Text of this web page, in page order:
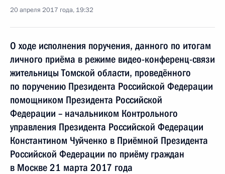
20 апреля 2017 года, 19:32
О ходе исполнения поручения, данного по итогам
личного приёма в режиме видео-конференц-связи
жительницы Томской области, проведённого
по поручению Президента Российской Федерации
помощником Президента Российской
Федерации – начальником Контрольного
управления Президента Российской Федерации
Константином Чуйченко в Приёмной Президента
Российской Федерации по приёму граждан
в Москве 21 марта 2017 года